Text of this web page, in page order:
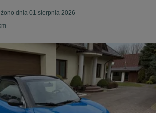
dnia 01 sierpnia 2026